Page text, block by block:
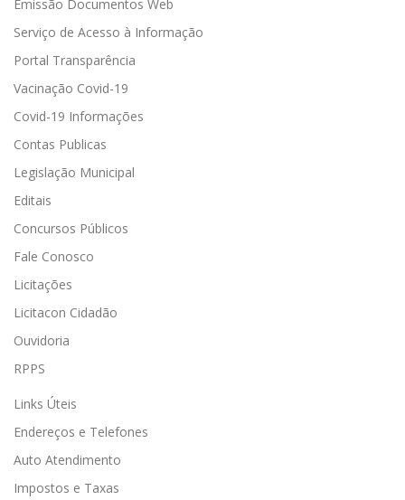
Emissão Documentos Web
Serviço de Acesso à Informação
Portal Transparência
Vacinação Covid-19
Covid-19 Informações
Contas Publicas
Legislação Municipal
Editais
Concursos Públicos
Fale Conosco
Licitações
Licitacon Cidadão
Ouvidoria
RPPS
Links Úteis
Endereços e Telefones
Auto Atendimento
Impostos e Taxas